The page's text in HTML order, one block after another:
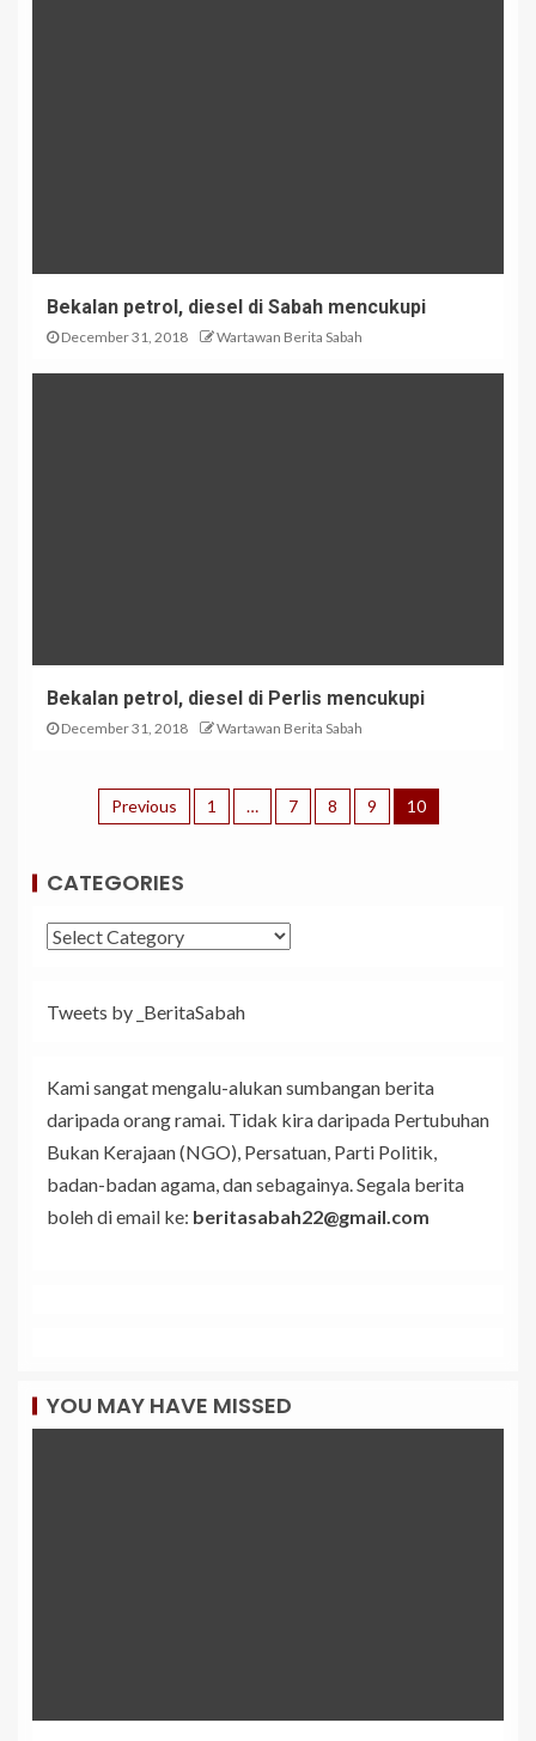
Bekalan petrol, diesel di Sabah mencukupi
December 31, 2018 Wartawan Berita Sabah
Bekalan petrol, diesel di Perlis mencukupi
December 31, 2018 Wartawan Berita Sabah
Previous 1 … 7 8 9 10
CATEGORIES
Tweets by _BeritaSabah
Kami sangat mengalu-alukan sumbangan berita
daripada orang ramai. Tidak kira daripada Pertubuhan
Bukan Kerajaan (NGO), Persatuan, Parti Politik,
badan-badan agama, dan sebagainya. Segala berita
boleh di email ke: beritasabah22@gmail.com
YOU MAY HAVE MISSED